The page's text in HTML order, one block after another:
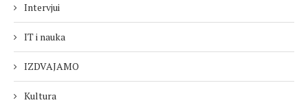
Intervjui
IT i nauka
IZDVAJAMO
Kultura